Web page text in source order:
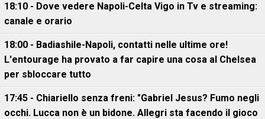
18:10 - Dove vedere Napoli-Celta Vigo in Tv e streaming:
canale e orario
18:00 - Badiashile-Napoli, contatti nelle ultime ore!
L'entourage ha provato a far capire una cosa al Chelsea
per sbloccare tutto
17:45 - Chiariello senza freni: "Gabriel Jesus? Fumo negli
occhi. Lucca non è un bidone. Allegri sta facendo il gioco